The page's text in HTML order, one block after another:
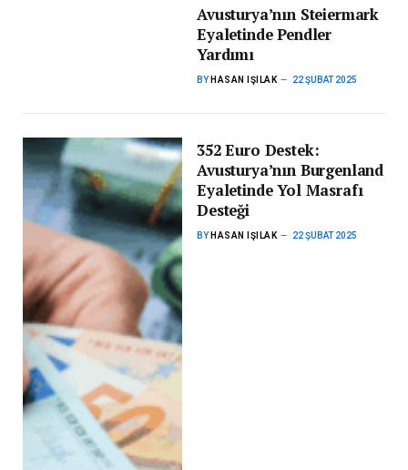
Avusturya’nın Steiermark
Eyaletinde Pendler
Yardımı
BY HASAN IŞILAK 22 ŞUBAT 2025
352 Euro Destek:
Avusturya’nın Burgenland
Eyaletinde Yol Masrafı
Desteği
BY HASAN IŞILAK 22 ŞUBAT 2025